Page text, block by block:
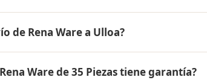
el precio actual, promociones disponibles y
de Rena Ware a Ulloa?
entrega.
Ware de 35 Piezas tiene garantía?